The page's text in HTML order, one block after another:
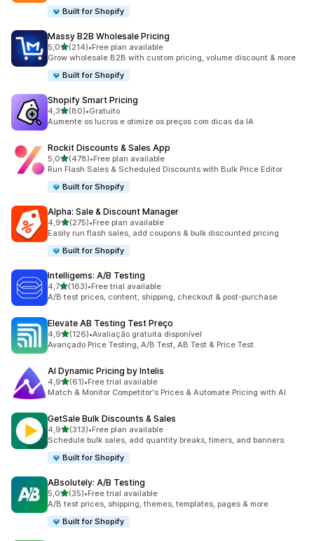
Built for Shopify
Massy B2B Wholesale Pricing
5,0de 5 estrelas
(214)
214 total de avaliações
•Free plan available
Grow wholesale B2B with custom pricing, volume discount & more
Built for Shopify
Shopify Smart Pricing
4,3de 5 estrelas
(80)
80 total de avaliações
•Gratuito
Aumente os lucros e otimize os preços com dicas da IA
Rockit Discounts & Sales App
5,0de 5 estrelas
(478)
478 total de avaliações
•Free plan available
Run Flash Sales & Scheduled Discounts with Bulk Price Editor
Built for Shopify
Alpha: Sale & Discount Manager
4,9de 5 estrelas
(275)
275 total de avaliações
•Free plan available
Easily run flash sales, add coupons & bulk discounted pricing
Built for Shopify
Intelligems: A/B Testing
4,7de 5 estrelas
(163)
163 total de avaliações
•Free trial available
A/B test prices, content, shipping, checkout & post-purchase
Elevate AB Testing Test Preço
4,9de 5 estrelas
(126)
126 total de avaliações
•Avaliação gratuita disponível
Avançado Price Testing, A/B Test, AB Test & Price Test.
AI Dynamic Pricing by Intelis
4,9de 5 estrelas
(61)
61 total de avaliações
•Free trial available
Match & Monitor Competitor's Prices & Automate Pricing with AI
GetSale Bulk Discounts & Sales
4,9de 5 estrelas
(313)
313 total de avaliações
•Free plan available
Schedule bulk sales, add quantity breaks, timers, and banners.
Built for Shopify
ABsolutely: A/B Testing
5,0de 5 estrelas
(35)
35 total de avaliações
•Free trial available
A/B test prices, shipping, themes, templates, pages & more
Built for Shopify